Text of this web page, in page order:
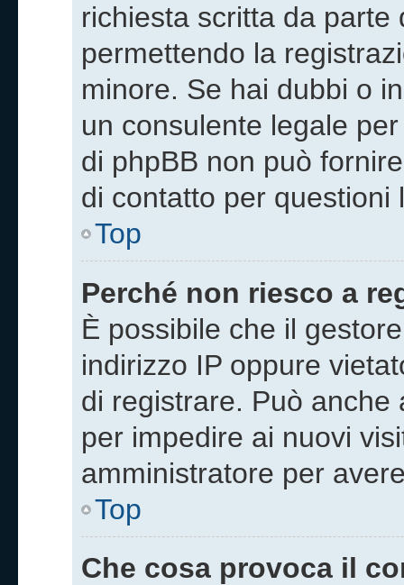
richiesta scritta da
permettendo la
minore. Se hai dubbi o
un consulente legale
di phpBB non può
di contatto per
Top
Perché non riesco a
È possibile che il
indirizzo IP oppure
di registrare. Può
per impedire ai nuovi
amministratore per
Top
Che cosa provoca il